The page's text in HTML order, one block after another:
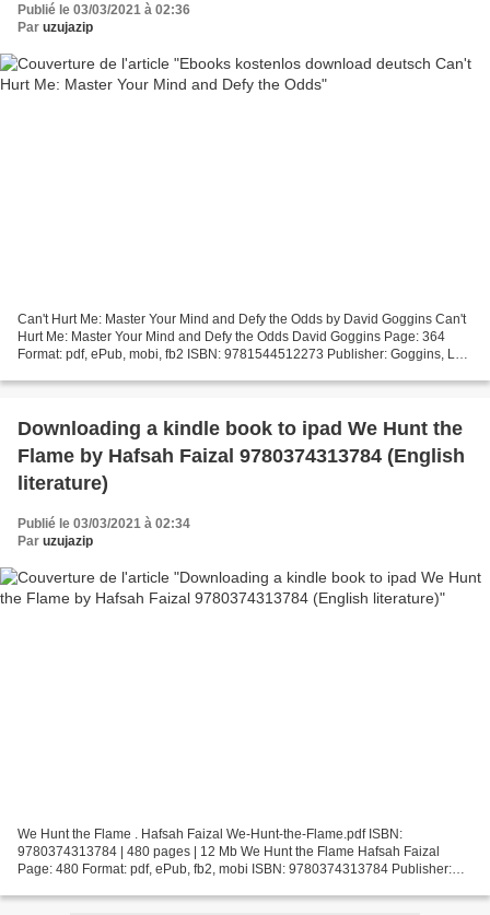
Publié le 03/03/2021 à 02:36
Par uzujazip
Can't Hurt Me: Master Your Mind and Defy the Odds by David Goggins Can't
Hurt Me: Master Your Mind and Defy the Odds David Goggins Page: 364
Format: pdf, ePub, mobi, fb2 ISBN: 9781544512273 Publisher: Goggins, LLC
Downloading a kindle book to ipad We Hunt the
Flame by Hafsah Faizal 9780374313784 (English
literature)
Publié le 03/03/2021 à 02:34
Par uzujazip
We Hunt the Flame . Hafsah Faizal We-Hunt-the-Flame.pdf ISBN:
9780374313784 | 480 pages | 12 Mb We Hunt the Flame Hafsah Faizal
Page: 480 Format: pdf, ePub, fb2, mobi ISBN: 9780374313784 Publisher: